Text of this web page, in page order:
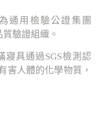
通用檢驗公證集團
質驗證組織。
寢具通過SGS檢測認
害人體的化學物質，